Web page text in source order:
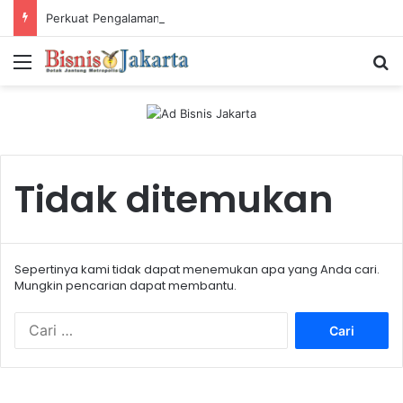
Menu
Tidak ditemukan
Sepertinya kami tidak dapat menemukan apa yang Anda cari.
Mungkin pencarian dapat membantu.